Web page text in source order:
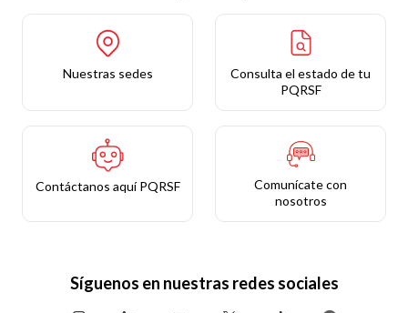
Nuestras sedes
Consulta el estado de tu
PQRSF
Contáctanos aquí PQRSF
Comunícate con
nosotros
Síguenos en nuestras redes sociales